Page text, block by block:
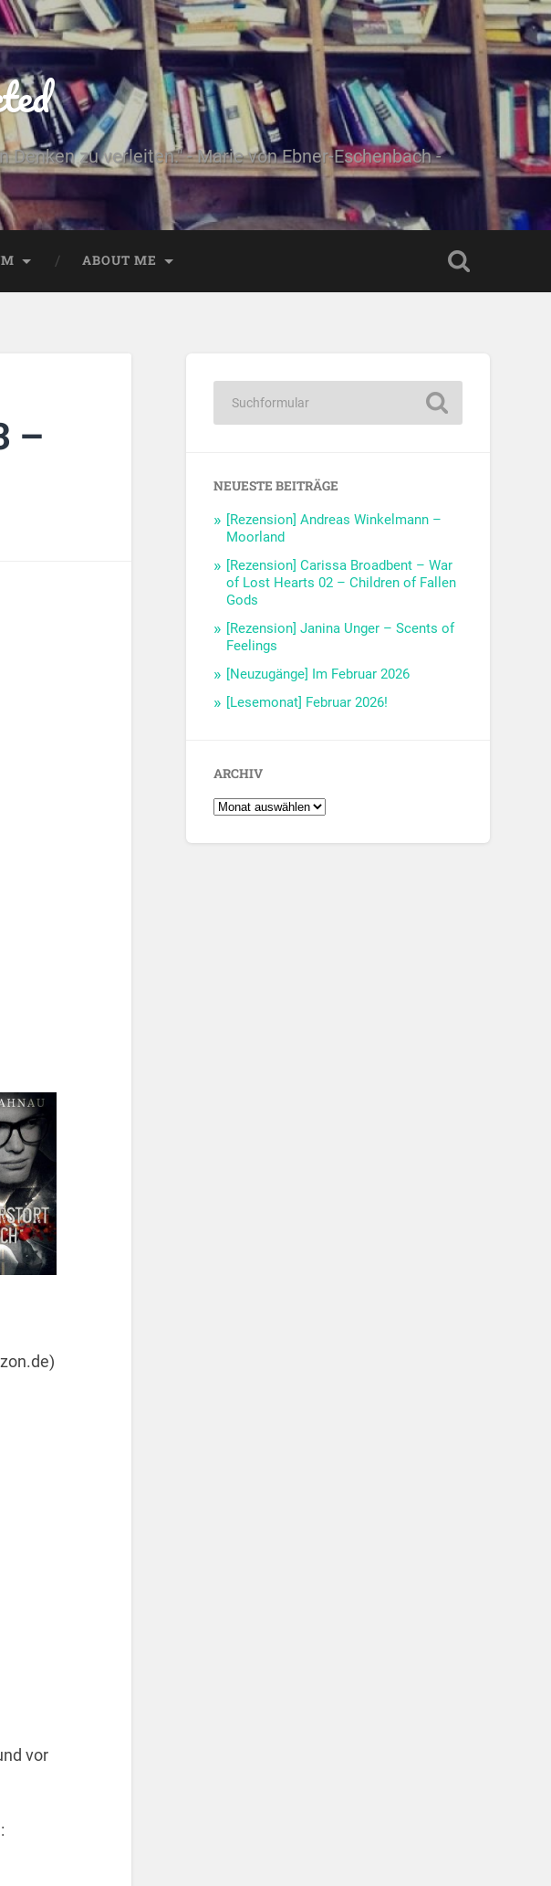
zu verleiten." - Marie von Ebner-Eschenbach -
ABOUT ME
–
vor
NEUESTE BEITRÄGE
[Rezension] Andreas Winkelmann –
Moorland
[Rezension] Carissa Broadbent – War
of Lost Hearts 02 – Children of Fallen
Gods
[Rezension] Janina Unger – Scents of
Feelings
[Neuzugänge] Im Februar 2026
[Lesemonat] Februar 2026!
ARCHIV